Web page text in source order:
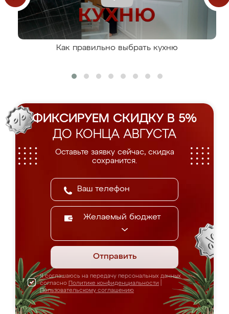
Как правильно выбрать кухню
ФИКСИРУЕМ СКИДКУ В 5%
ДО КОНЦА АВГУСТА
Оставьте заявку сейчас, скидка
сохранится.
Желаемый бюджет
Отправить
Я соглашаюсь на передачу персональных данных
согласно Политике конфиденциальности
Пользовательскому соглашению